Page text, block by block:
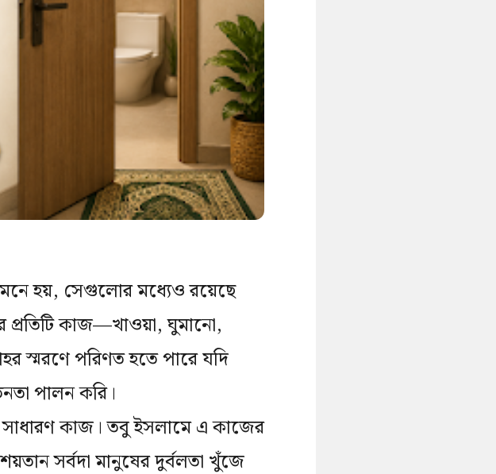
হয়, সেগুলোর মধ্যেও রয়েছে
প্রতিটি কাজ—খাওয়া, ঘুমানো,
স্মরণে পরিণত হতে পারে যদি
পালন করি।
কাজ। তবু ইসলামে এ কাজের
সর্বদা মানুষের দুর্বলতা খুঁজে